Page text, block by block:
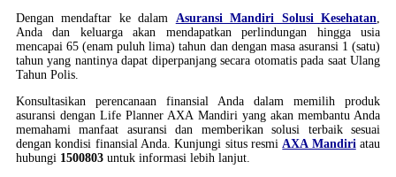
Dengan mendaftar ke dalam Asuransi Mandiri Solusi Kesehatan,
Anda dan keluarga akan mendapatkan perlindungan hingga usia
mencapai 65 (enam puluh lima) tahun dan dengan masa asuransi 1 (satu)
tahun yang nantinya dapat diperpanjang secara otomatis pada saat Ulang
Tahun Polis.
Konsultasikan perencanaan finansial Anda dalam memilih produk
asuransi dengan Life Planner AXA Mandiri yang akan membantu Anda
memahami manfaat asuransi dan memberikan solusi terbaik sesuai
dengan kondisi finansial Anda. Kunjungi situs resmiAXA Mandiriatau
hubungi 1500803 untuk informasi lebih lanjut.